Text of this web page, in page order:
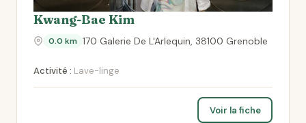
Kwang-Bae Kim
0.0 km 170 Galerie De L'Arlequin, 38100 Grenoble
Activité : Lave-linge
Voir la fiche